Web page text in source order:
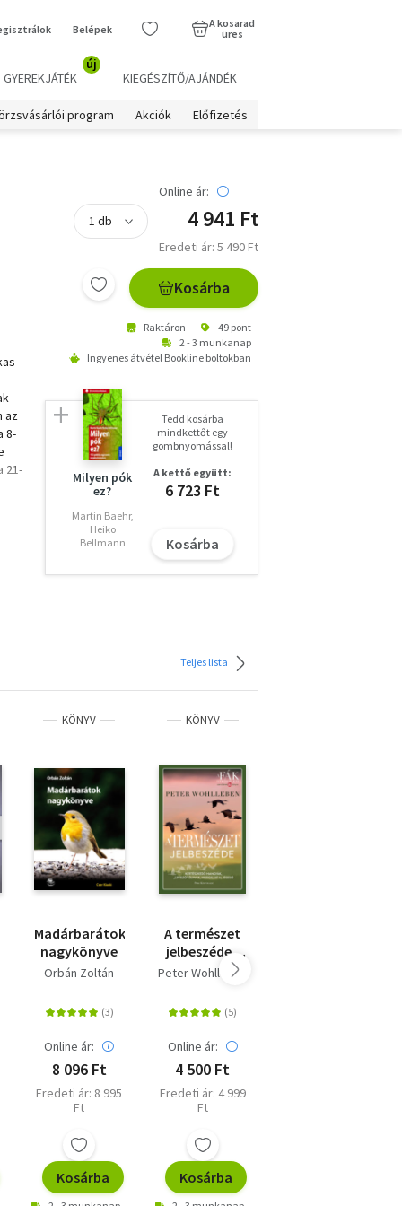
Belépek
A kosarad
üres
GYEREKJÁTÉK
új
KIEGÉSZÍTŐ/AJÁNDÉK
program Akciók Előfizetés
az
8-
21-
Online ár:
4 941 Ft
Eredeti ár: 5 490 Ft
Kosárba
Raktáron
49 pont
2 - 3 munkanap
Ingyenes átvétel Bookline boltokban
Milyen pók
ez?
Martin Baehr,
Heiko
Bellmann
Tedd kosárba
mindkettőt egy
gombnyomással!
A kettő együtt:
6 723 Ft
Kosárba
Teljes lista
KÖNYV
Madárbarátok
nagykönyve
Orbán Zoltán
Online ár:
8 096 Ft
Eredeti ár: 8 995
Ft
Kosárba
KÖNYV
A természet
jelbeszéde -
Kertészkedő
"liftező"
ölyvek,
virágillat és
Peter Wohlleben
Online ár:
4 500 Ft
Eredeti ár: 4 999
Ft
Kosárba